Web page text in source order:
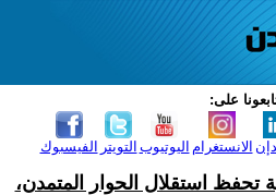
على:
الفيسبوك التويتر اليوتيوب الانستغرام
تحفظ استقلال الحوار المتمدن،